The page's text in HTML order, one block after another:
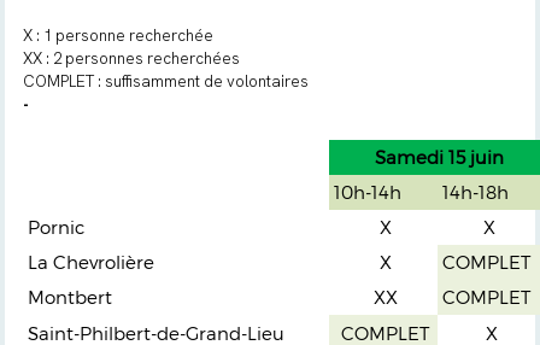
X : 1 personne recherchée
XX : 2 personnes recherchées
COMPLET : suffisamment de volontaires
-
Samedi 15 juin
10h-14h
14h-18h
Pornic
X
X
La Chevrolière
X
COMPLET
Montbert
XX
COMPLET
Saint-Philbert-de-Grand-Lieu
COMPLET
X